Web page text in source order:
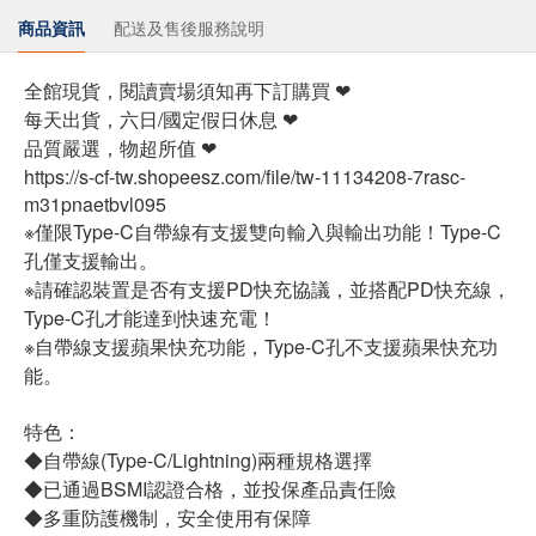
商品資訊 配送及售後服務說明
全館現貨，閱讀賣場須知再下訂購買 ❤
每天出貨，六日/國定假日休息 ❤
品質嚴選，物超所值 ❤
https://s-cf-tw.shopeesz.com/file/tw-11134208-7rasc-
m31pnaetbvl095
※僅限Type-C自帶線有支援雙向輸入與輸出功能！Type-C
孔僅支援輸出。
※請確認裝置是否有支援PD快充協議，並搭配PD快充線，
Type-C孔才能達到快速充電！
※自帶線支援蘋果快充功能，Type-C孔不支援蘋果快充功
能。
特色：
◆自帶線(Type-C/Lightning)兩種規格選擇
◆已通過BSMI認證合格，並投保產品責任險
◆多重防護機制，安全使用有保障